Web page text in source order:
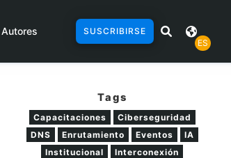
| Autores
SUSCRIBIRSE
ES
Tags
Capacitaciones
Ciberseguridad
DNS
Enrutamiento Eventos
IA
Institucional
Interconexión